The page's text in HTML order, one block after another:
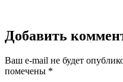
Добавить
Ваш e-mail не будет
помечены *